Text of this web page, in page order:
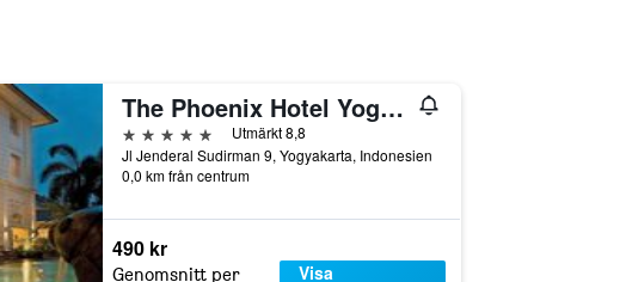
The Phoenix Hotel Yogyakarta - Handwritten Collection
5 stjärnor
Utmärkt 8,8
Jl Jenderal Sudirman 9, Yogyakarta, Indonesien
0,0 km från centrum
490 kr
Genomsnitt per Visa